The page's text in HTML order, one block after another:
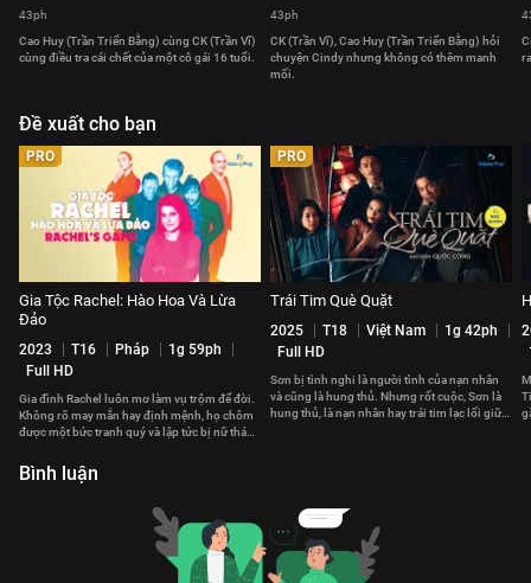
43ph
Cao Huy (Trần Triển Bằng) cùng CK (Trần Vĩ)
cùng điều tra cái chết của một cô gái 16 tuổi.
43ph
CK (Trần Vĩ), Cao Huy (Trần Triển Bằng) hỏi
chuyện Cindy nhưng không có thêm manh
mối.
Đề xuất cho bạn
PRO
Gia Tộc Rachel: Hào Hoa Và Lừa
Đảo
2023 T16 Pháp
1g 59ph
Full HD
Gia đình Rachel luôn mơ làm vụ trộm để đời.
Không rõ may mắn hay định mệnh, họ chôm
được một bức tranh quý và lập tức bị nữ thám
PRO
Trái Tim Què Quặt
2025 T18 Việt Nam
1g 42ph
Full HD
Sơn bị tình nghi là người tình của nạn nhân
và cũng là hung thủ. Nhưng rốt cuộc, Sơn là
hung thủ, là nạn nhân hay trái tim lạc lối giữa
Bình luận